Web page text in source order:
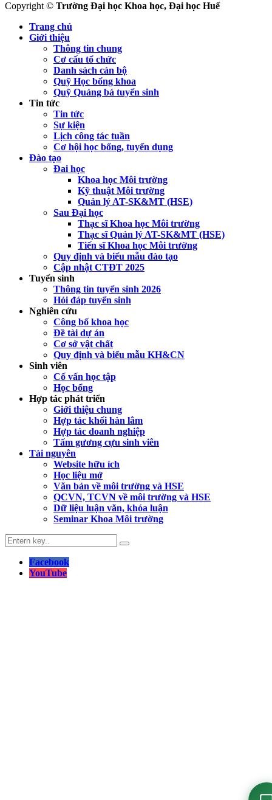
Copyright © Trường Đại học Khoa học, Đại học Huế
Trang chủ
Giới thiệu
Thông tin chung
Cơ cấu tổ chức
Danh sách cán bộ
Quỹ Học bổng khoa
Quỹ Quảng bá tuyển sinh
Tin tức
Tin tức
Sự kiện
Lịch công tác tuần
Cơ hội học bổng, tuyển dụng
Đào tạo
Đai học
Khoa học Môi trường
Kỹ thuật Môi trường
Quản lý AT-SK&MT (HSE)
Sau Đại học
Thạc sĩ Khoa học Môi trường
Thạc sĩ Quản lý AT-SK&MT (HSE)
Tiến sĩ Khoa học Môi trường
Quy định và biểu mẫu đào tạo
Cập nhật CTĐT 2025
Tuyển sinh
Thông tin tuyển sinh 2026
Hỏi đáp tuyển sinh
Nghiên cứu
Công bố khoa học
Đề tài dự án
Cơ sở vật chất
Quy định và biểu mẫu KH&CN
Sinh viên
Cố vấn học tập
Học bổng
Hợp tác phát triển
Giới thiệu chung
Hợp tác khối hàn lâm
Hợp tác doanh nghiệp
Tấm gương cựu sinh viên
Tài nguyên
Website hữu ích
Học liệu mở
Văn bản về môi trường và HSE
QCVN, TCVN về môi trường và HSE
Dữ liệu luận văn, khóa luận
Seminar Khoa Môi trường
Facebook
YouTube